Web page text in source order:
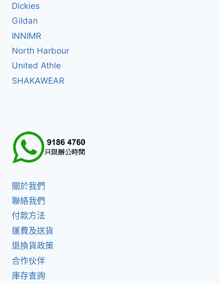
Dickies
Gildan
INNIMR
North Harbour
United Athle
SHAKAWEAR
關於我們
聯絡我們
付款方法
運費及送貨
退換貨政策
合作伙伴
庫存查詢